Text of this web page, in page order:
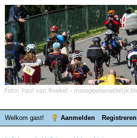
Welkom gast! Aanmelden Registreren